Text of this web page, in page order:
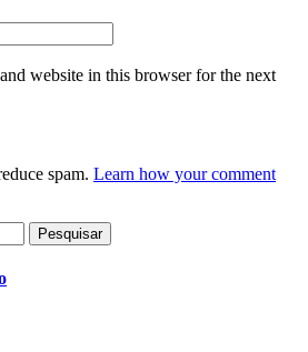
website in this browser for the next
spam. Learn how your comment